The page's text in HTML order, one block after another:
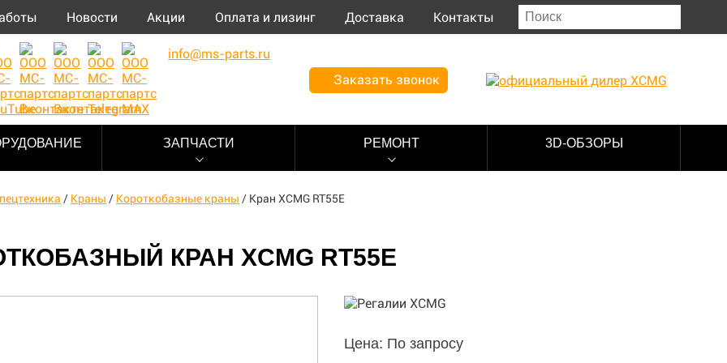
Новости Акции Оплата и лизинг Доставка Контакты
info@ms-parts.ru
Заказать звонок
ЗАПЧАСТИ РЕМОНТ 3D-ОБЗОРЫ
/ Краны / Короткобазные краны / Кран XCMG RT55E
КРАН XCMG RT55E
Цена: По запросу